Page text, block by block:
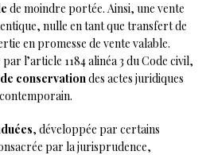
de moindre portée. Ainsi, une vente
nulle en tant que transfert de
en promesse de vente valable.
l’article 1184 alinéa 3 du Code civil,
conservationdes actes juridiques
, développée par certains
par la jurisprudence,